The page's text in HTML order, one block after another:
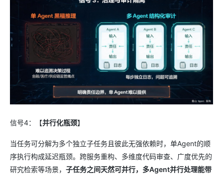
信号4：【并行化瓶颈】
当任务可分解为多个独立子任务且彼此无强依赖时，单Agent的顺
序执行构成延迟瓶颈。跨服务重构、多维度代码审查、广度优先的
研究检索等场景， 子任务之间天然可并行，多Agent并行处理能带